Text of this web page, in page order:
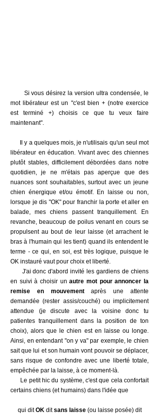
Si vous désirez la version ultra condensée, le
mot libérateur est un "c'est bien + (notre exercice
est terminé +) choisis ce que tu veux faire
maintenant".
Il y a quelques mois, je n'utilisais qu'un seul mot
libérateur en éducation. Vivant avec des chiennes
plutôt stables, difficilement débordées dans notre
quotidien, je ne m'étais pas aperçue que des
nuances sont souhaitables, surtout avec un jeune
chien énergique et/ou émotif. En laisse ou non,
lorsque je dis "OK" pour franchir la porte et aller en
balade, mes chiens passent tranquillement. En
revanche, beaucoup de poilus venant en cours se
propulsent au bout de leur laisse (et arrachent le
bras à l'humain qui les tient) quand ils entendent le
terme - ce qui, en soi, est très logique, puisque le
OK instauré vaut pour choix et liberté.
J'ai donc d'abord invité les gardiens de chiens
en suivi à choisir unautre mot pour annoncer la
remise en mouvementaprès une attente
demandée (rester assis/couché) ou implicitement
attendue (je discute avec la voisine donc tu
patientes tranquillement dans la position de ton
choix), alors que le chien est en laisse ou longe.
Ainsi, en entendant "on y va" par exemple, le chien
sait que lui et son humain vont pouvoir se déplacer,
sans risque de confondre avec une liberté totale,
empêchée par la laisse, à ce moment-là.
Le petit hic du système, c'est que cela confortait
certains chiens (et humains) dans l'idée que
qui ditOK ditsans laisse(ou laisse posée) dit